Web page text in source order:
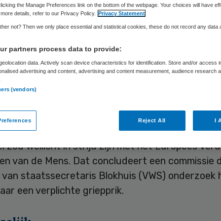
Skipr Redactie 19 december 2019,20:08 1191 keer gelezen
griepprik voor mensen in de zorg stuit op
De meeste medewerkers en het grootste deel
dat er geen wet is die zo’n plicht toestaat
zou wellicht in strijd zijn met het Europees
van de Mens. Dat concludeert een commissie
staatssecretaris Blokhuis (VWS) onderzoek
een verplichte griepprik.
the Manage Preferences link on the bottom of the webpage. Your choices will have
details, refer to our Privacy Policy.
Privacy Statement
not? Then we only place essential and statistical cookies, these do not record any data
partners process data to provide:
data. Actively scan device characteristics for identification. Store and/or access
advertising and content, advertising and content measurement, audience research
(vendors)
Reject All I